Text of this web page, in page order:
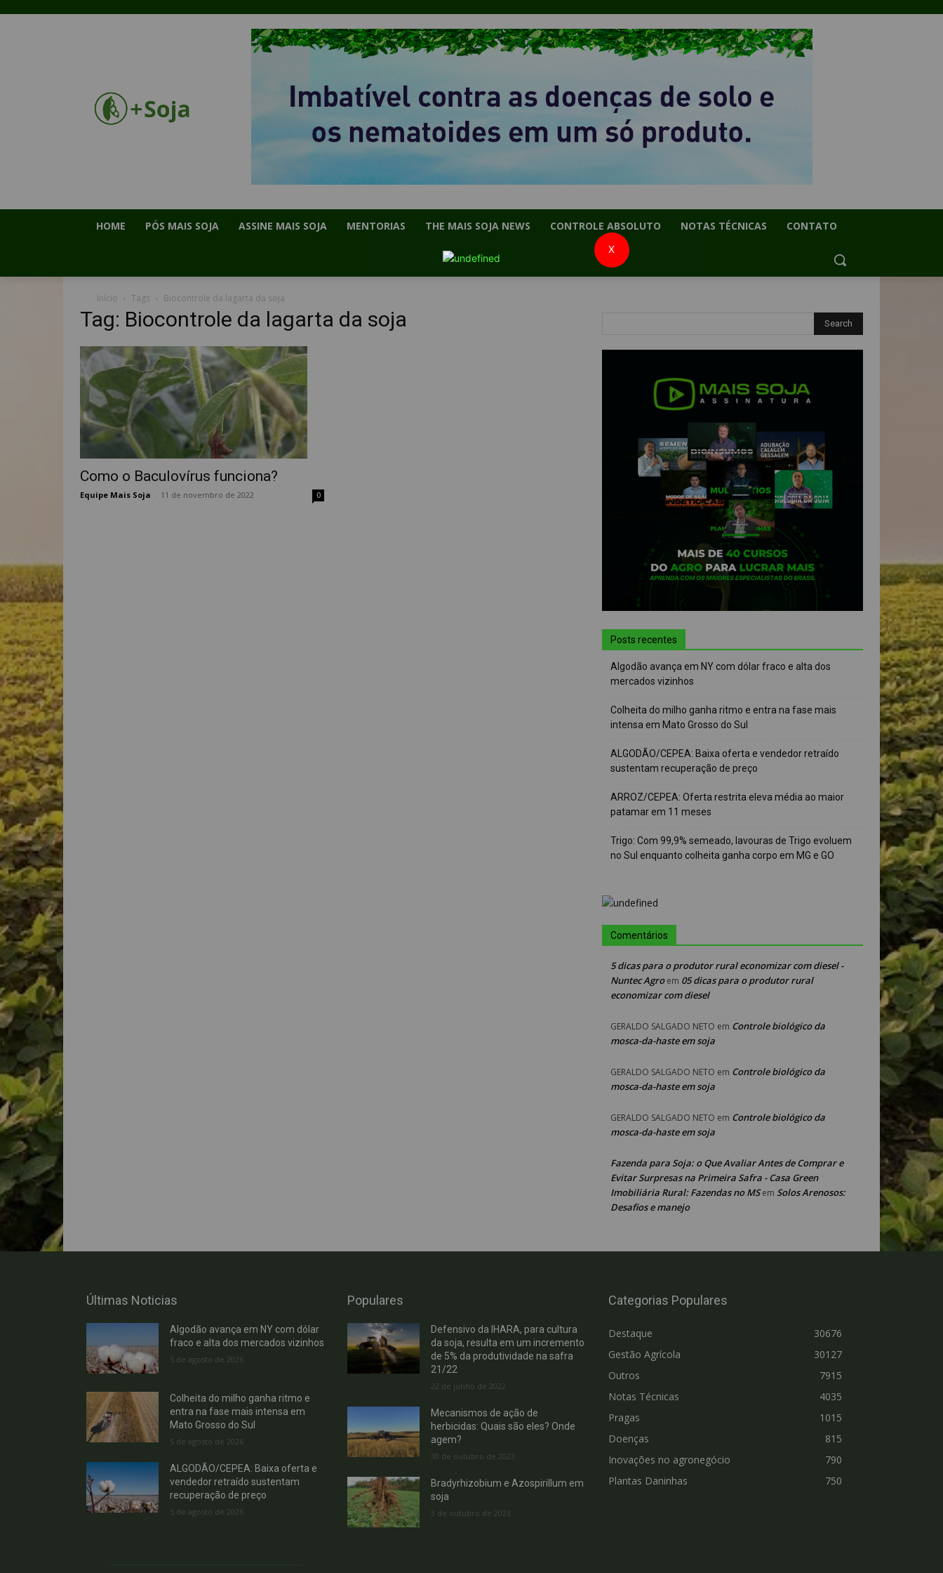
HOME PÓS MAIS SOJA ASSINE MAIS SOJA MENTORIAS THE MAIS SOJA NEWS CONTROLE ABSOLUTO NOTAS TÉCNICAS CONTATO
Início Tags Biocontrole da lagarta da soja
Tag: Biocontrole da lagarta da soja
Como o Baculovírus funciona?
Equipe Mais Soja 11 de novembro de 2022 0
Posts recentes
Algodão avança em NY com dólar fraco e alta dos
mercados vizinhos
Colheita do milho ganha ritmo e entra na fase mais
intensa em Mato Grosso do Sul
ALGODÃO/CEPEA: Baixa oferta e vendedor retraído
sustentam recuperação de preço
ARROZ/CEPEA: Oferta restrita eleva média ao maior
patamar em 11 meses
Trigo: Com 99,9% semeado, lavouras de Trigo evoluem
no Sul enquanto colheita ganha corpo em MG e GO
Comentários
5 dicas para o produtor rural economizar com diesel -
Nuntec Agroem 05 dicas para o produtor rural
economizar com diesel
GERALDO SALGADO NETO em Controle biológico da
mosca-da-haste em soja
GERALDO SALGADO NETO em Controle biológico da
mosca-da-haste em soja
GERALDO SALGADO NETO em Controle biológico da
mosca-da-haste em soja
Fazenda para Soja: o Que Avaliar Antes de Comprar e
Evitar Surpresas na Primeira Safra - Casa Green
Imobiliária Rural: Fazendas no MSem Solos Arenosos:
Desafios e manejo
Últimas Noticias
Algodão avança em NY com dólar
fraco e alta dos mercados vizinhos
5 de agosto de 2026
Colheita do milho ganha ritmo e
entra na fase mais intensa em
Mato Grosso do Sul
5 de agosto de 2026
ALGODÃO/CEPEA: Baixa oferta e
vendedor retraído sustentam
recuperação de preço
5 de agosto de 2026
Populares
Defensivo da IHARA, para cultura
da soja, resulta em um incremento
de 5% da produtividade na safra
21/22
22 de junho de 2022
Mecanismos de ação de
herbicidas: Quais são eles? Onde
agem?
30 de outubro de 2023
Bradyrhizobium e Azospirillum em
soja
3 de outubro de 2023
Categorias Populares
Destaque
30676
Gestão Agrícola
30127
Outros
7915
Notas Técnicas
4035
Pragas
1015
Doenças
815
Inovações no agronegócio
790
Plantas Daninhas
750
X